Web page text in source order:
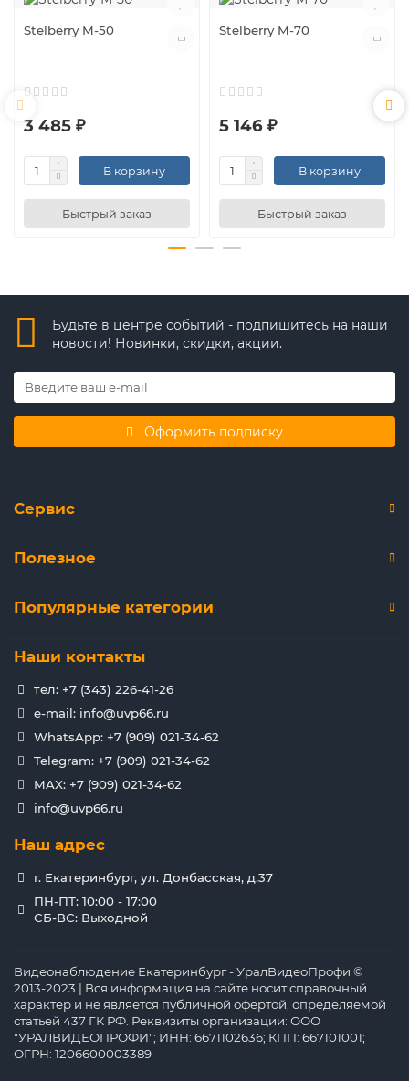
Stelberry M-50
3 485 ₽
В корзину
Быстрый заказ
Stelberry M-70
5 146 ₽
В корзину
Быстрый заказ
Будьте в центре событий - подпишитесь на наши
новости! Новинки, скидки, акции.
Оформить подписку
Сервис
Полезное
Популярные категории
Наши контакты
тел: +7 (343) 226-41-26
e-mail: info@uvp66.ru
WhatsApp: +7 (909) 021-34-62
Telegram: +7 (909) 021-34-62
MAX: +7 (909) 021-34-62
info@uvp66.ru
Наш адрес
г. Екатеринбург, ул. Донбасская, д.37
ПН-ПТ: 10:00 - 17:00
СБ-ВС: Выходной
Видеонаблюдение Екатеринбург - УралВидеоПрофи ©
2013-2023 | Вся информация на сайте носит справочный
характер и не является публичной офертой, определяемой
статьей 437 ГК РФ. Реквизиты организации: ООО
"УРАЛВИДЕОПРОФИ"; ИНН: 6671102636; КПП: 667101001;
ОГРН: 1206600003389